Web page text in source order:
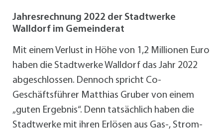
Jahresrechnung 2022 der Stadtwerke
Walldorf im Gemeinderat
Mit einem Verlust in Höhe von 1,2 Millionen Euro
haben die Stadtwerke Walldorf das Jahr 2022
abgeschlossen. Dennoch spricht Co-
Geschäftsführer Matthias Gruber von einem
„guten Ergebnis“. Denn tatsächlich haben die
Stadtwerke mit ihren Erlösen aus Gas-, Strom-